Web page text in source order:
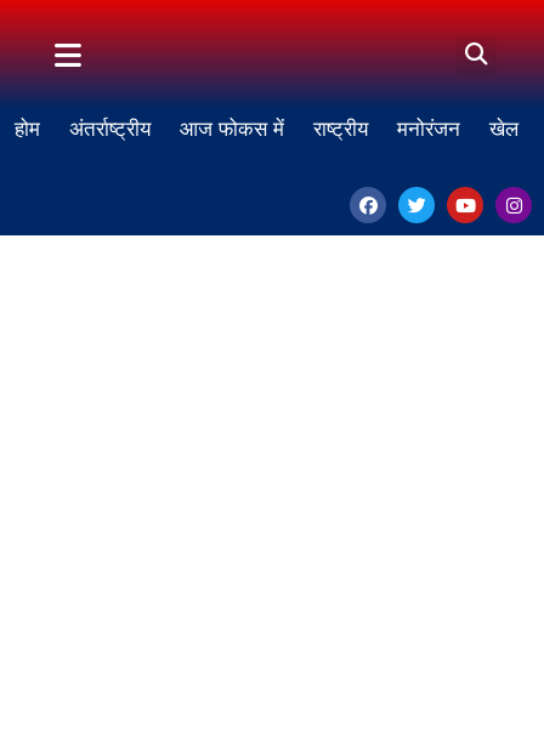
होम अंतर्राष्ट्रीय आज फोकस में राष्ट्रीय मनोरंजन खेल